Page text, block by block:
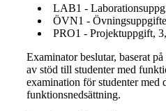
LAB1 -
ÖVN1 -
PRO1 - Projektuppgift,
Examinator beslutar, baserat
av stöd till studenter med
examination för studenter med
funktionsnedsättning.